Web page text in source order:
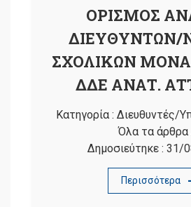
ΟΡΙΣΜΟΣ
ΔΙΕΥΘΥΝΤΩΝ/
ΣΧΟΛΙΚΩΝ
ΔΔΕ ΑΝΑΤ.
Κατηγορία : Διευθυντές/
Όλα τα άρθρα
Δημοσιεύτηκε : 31/
Περισσότερα